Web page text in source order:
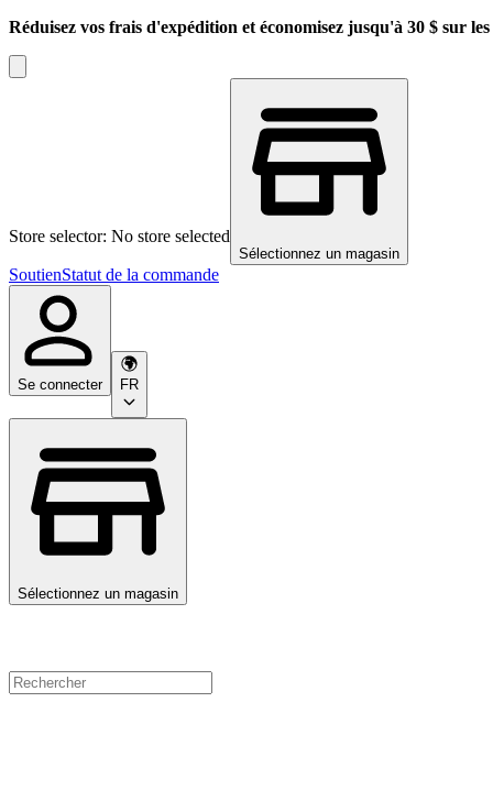
Réduisez vos frais d'expédition et économisez jusqu'à 30 $ sur
Store selector: No store selected
Sélectionnez un magasin
SoutienStatut de la commande
Se connecter FR
Sélectionnez un magasin